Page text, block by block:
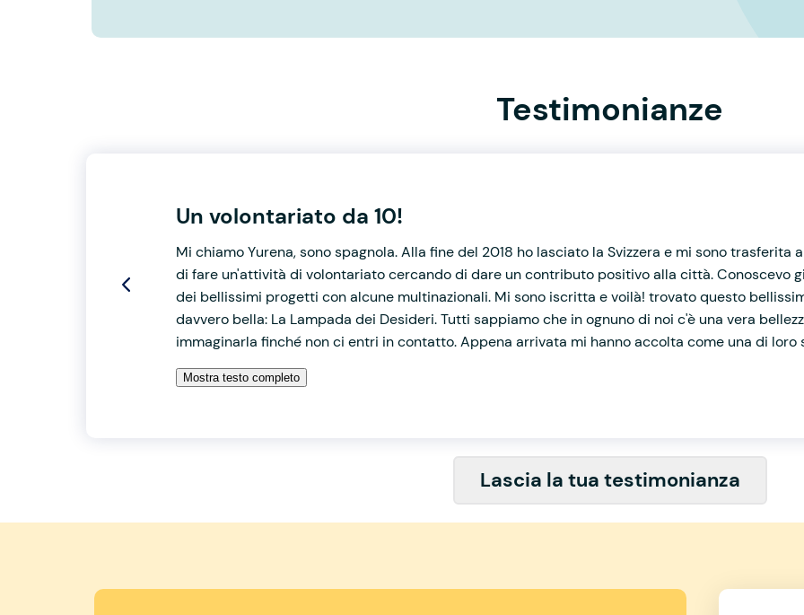
Testimonianze
Un volontariato da 10!
Mi chiamo Yurena, sono spagnola. Alla fine del 2018 ho lasciato la Svizzera e mi sono trasferita
di fare un'attività di volontariato cercando di dare un contributo positivo alla città. Conoscevo
dei bellissimi progetti con alcune multinazionali. Mi sono iscritta e voilà! trovato questo
davvero bella: La Lampada dei Desideri. Tutti sappiamo che in ognuno di noi c'è una vera
immaginarla finché non ci entri in contatto. Appena arrivata mi hanno accolta come una di loro
Mostra testo completo
Lascia la tua testimonianza